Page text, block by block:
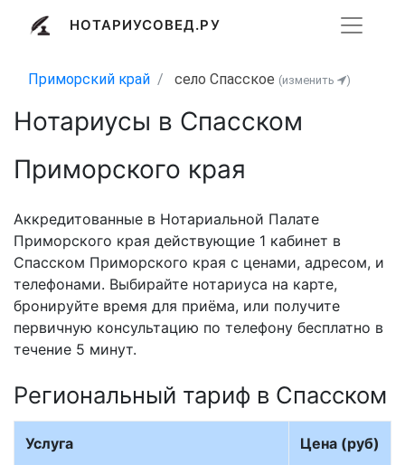
НОТАРИУСОВЕД.РУ
Приморский край село Спасское (изменить )
Нотариусы в Спасском
Приморского края
Аккредитованные в Нотариальной Палате
Приморского края действующие 1 кабинет в
Спасском Приморского края с ценами, адресом, и
телефонами. Выбирайте нотариуса на карте,
бронируйте время для приёма, или получите
первичную консультацию по телефону бесплатно в
течение 5 минут.
Региональный тариф в Спасском
Услуга Цена (руб)